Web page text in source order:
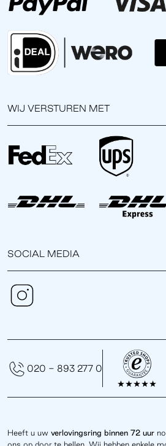
WIJ VERSTUREN MET
SOCIAL MEDIA
Heeft u uw verlovingsring binnen 72 uur
ons op door te bellen. Wij hebben enkele
020 - 893 277 0